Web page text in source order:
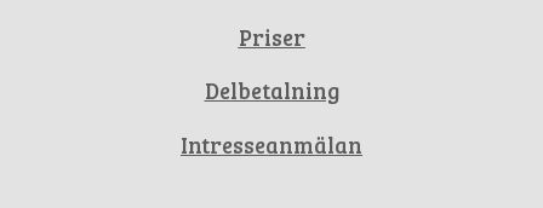
Priser
Delbetalning
Intresseanmälan